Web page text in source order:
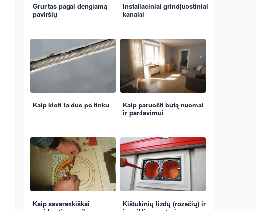
Gruntas pagal dengiamą
paviršių
Instaliaciniai grindjuostiniai
kanalai
Kaip kloti laidus po tinku
Kaip paruošti butą nuomai
ir pardavimui
Kaip savarankiškai
Kištukinių lizdų (rozečių) ir